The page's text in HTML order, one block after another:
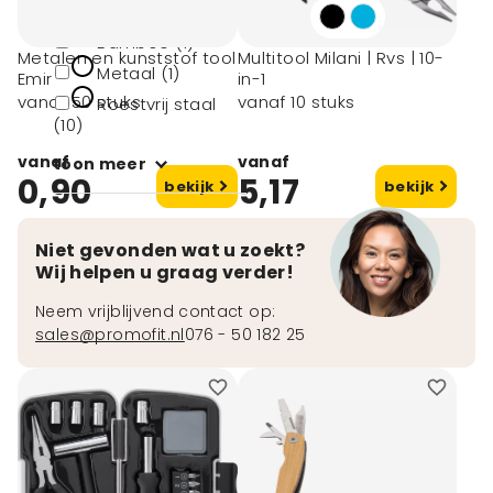
Bamboe (1)
Metaal (1)
Roestvrij staal
(10)
toon meer
Metalen en kunststof tool
Emir
vanaf 50 stuks
vanaf
0,90 bekijk
Multitool Milani | Rvs | 10-
in-1
vanaf 10 stuks
vanaf
5,17 bekijk
Niet gevonden wat u zoekt?
Wij helpen u graag verder!
Neem vrijblijvend contact op:
sales@promofit.nl076 - 50 182 25